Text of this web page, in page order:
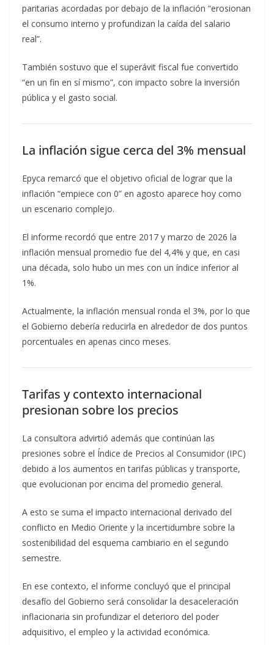
paritarias acordadas por debajo de la inflación “erosionan
el consumo interno y profundizan la caída del salario
real”.
También sostuvo que el superávit fiscal fue convertido
“en un fin en sí mismo”, con impacto sobre la inversión
pública y el gasto social.
La inflación sigue cerca del 3% mensual
Epyca remarcó que el objetivo oficial de lograr que la
inflación “empiece con 0” en agosto aparece hoy como
un escenario complejo.
El informe recordó que entre 2017 y marzo de 2026 la
inflación mensual promedio fue del 4,4% y que, en casi
una década, solo hubo un mes con un índice inferior al
1%.
Actualmente, la inflación mensual ronda el 3%, por lo que
el Gobierno debería reducirla en alrededor de dos puntos
porcentuales en apenas cinco meses.
Tarifas y contexto internacional
presionan sobre los precios
La consultora advirtió además que continúan las
presiones sobre el Índice de Precios al Consumidor (IPC)
debido a los aumentos en tarifas públicas y transporte,
que evolucionan por encima del promedio general.
A esto se suma el impacto internacional derivado del
conflicto en Medio Oriente y la incertidumbre sobre la
sostenibilidad del esquema cambiario en el segundo
semestre.
En ese contexto, el informe concluyó que el principal
desafío del Gobierno será consolidar la desaceleración
inflacionaria sin profundizar el deterioro del poder
adquisitivo, el empleo y la actividad económica.